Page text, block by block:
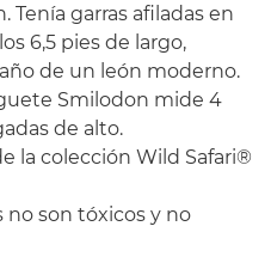
garras afiladas en
6,5 pies de largo,
de un león moderno.
Smilodon mide 4
de alto.
la colección Wild Safari®
son tóxicos y no